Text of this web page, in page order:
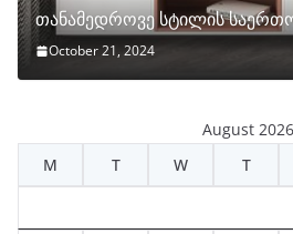
თანამედროვე სტილის
October 21, 2024
August 2026
M
T W T